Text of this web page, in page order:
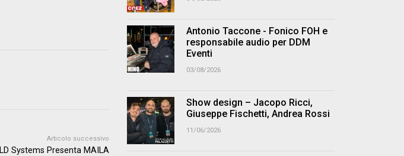
Articolo successivo
LD Systems Presenta MAILA
Antonio Taccone - Fonico FOH e
responsabile audio per DDM
Eventi
03/08/2026
Show design – Jacopo Ricci,
Giuseppe Fischetti, Andrea Rossi
11/06/2026